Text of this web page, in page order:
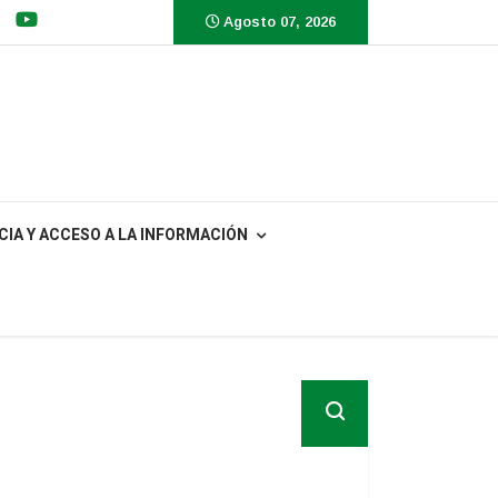
Agosto 07, 2026
Y ACCESO A LA INFORMACIÓN